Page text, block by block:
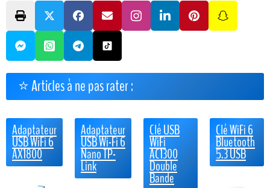
⭐ Articles à ne pas rater :
Adaptateur
USB WiFi 6
AX1800
Adaptateur
USB Wi-Fi 6
Nano TP-
Link
Clé USB
WiFi
AC1300
Double
Bande
Clé WiFi 6
Bluetooth
5.3 USB